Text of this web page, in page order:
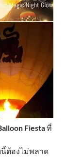
Fiestaที่
นี้ต้องไม่พลาด